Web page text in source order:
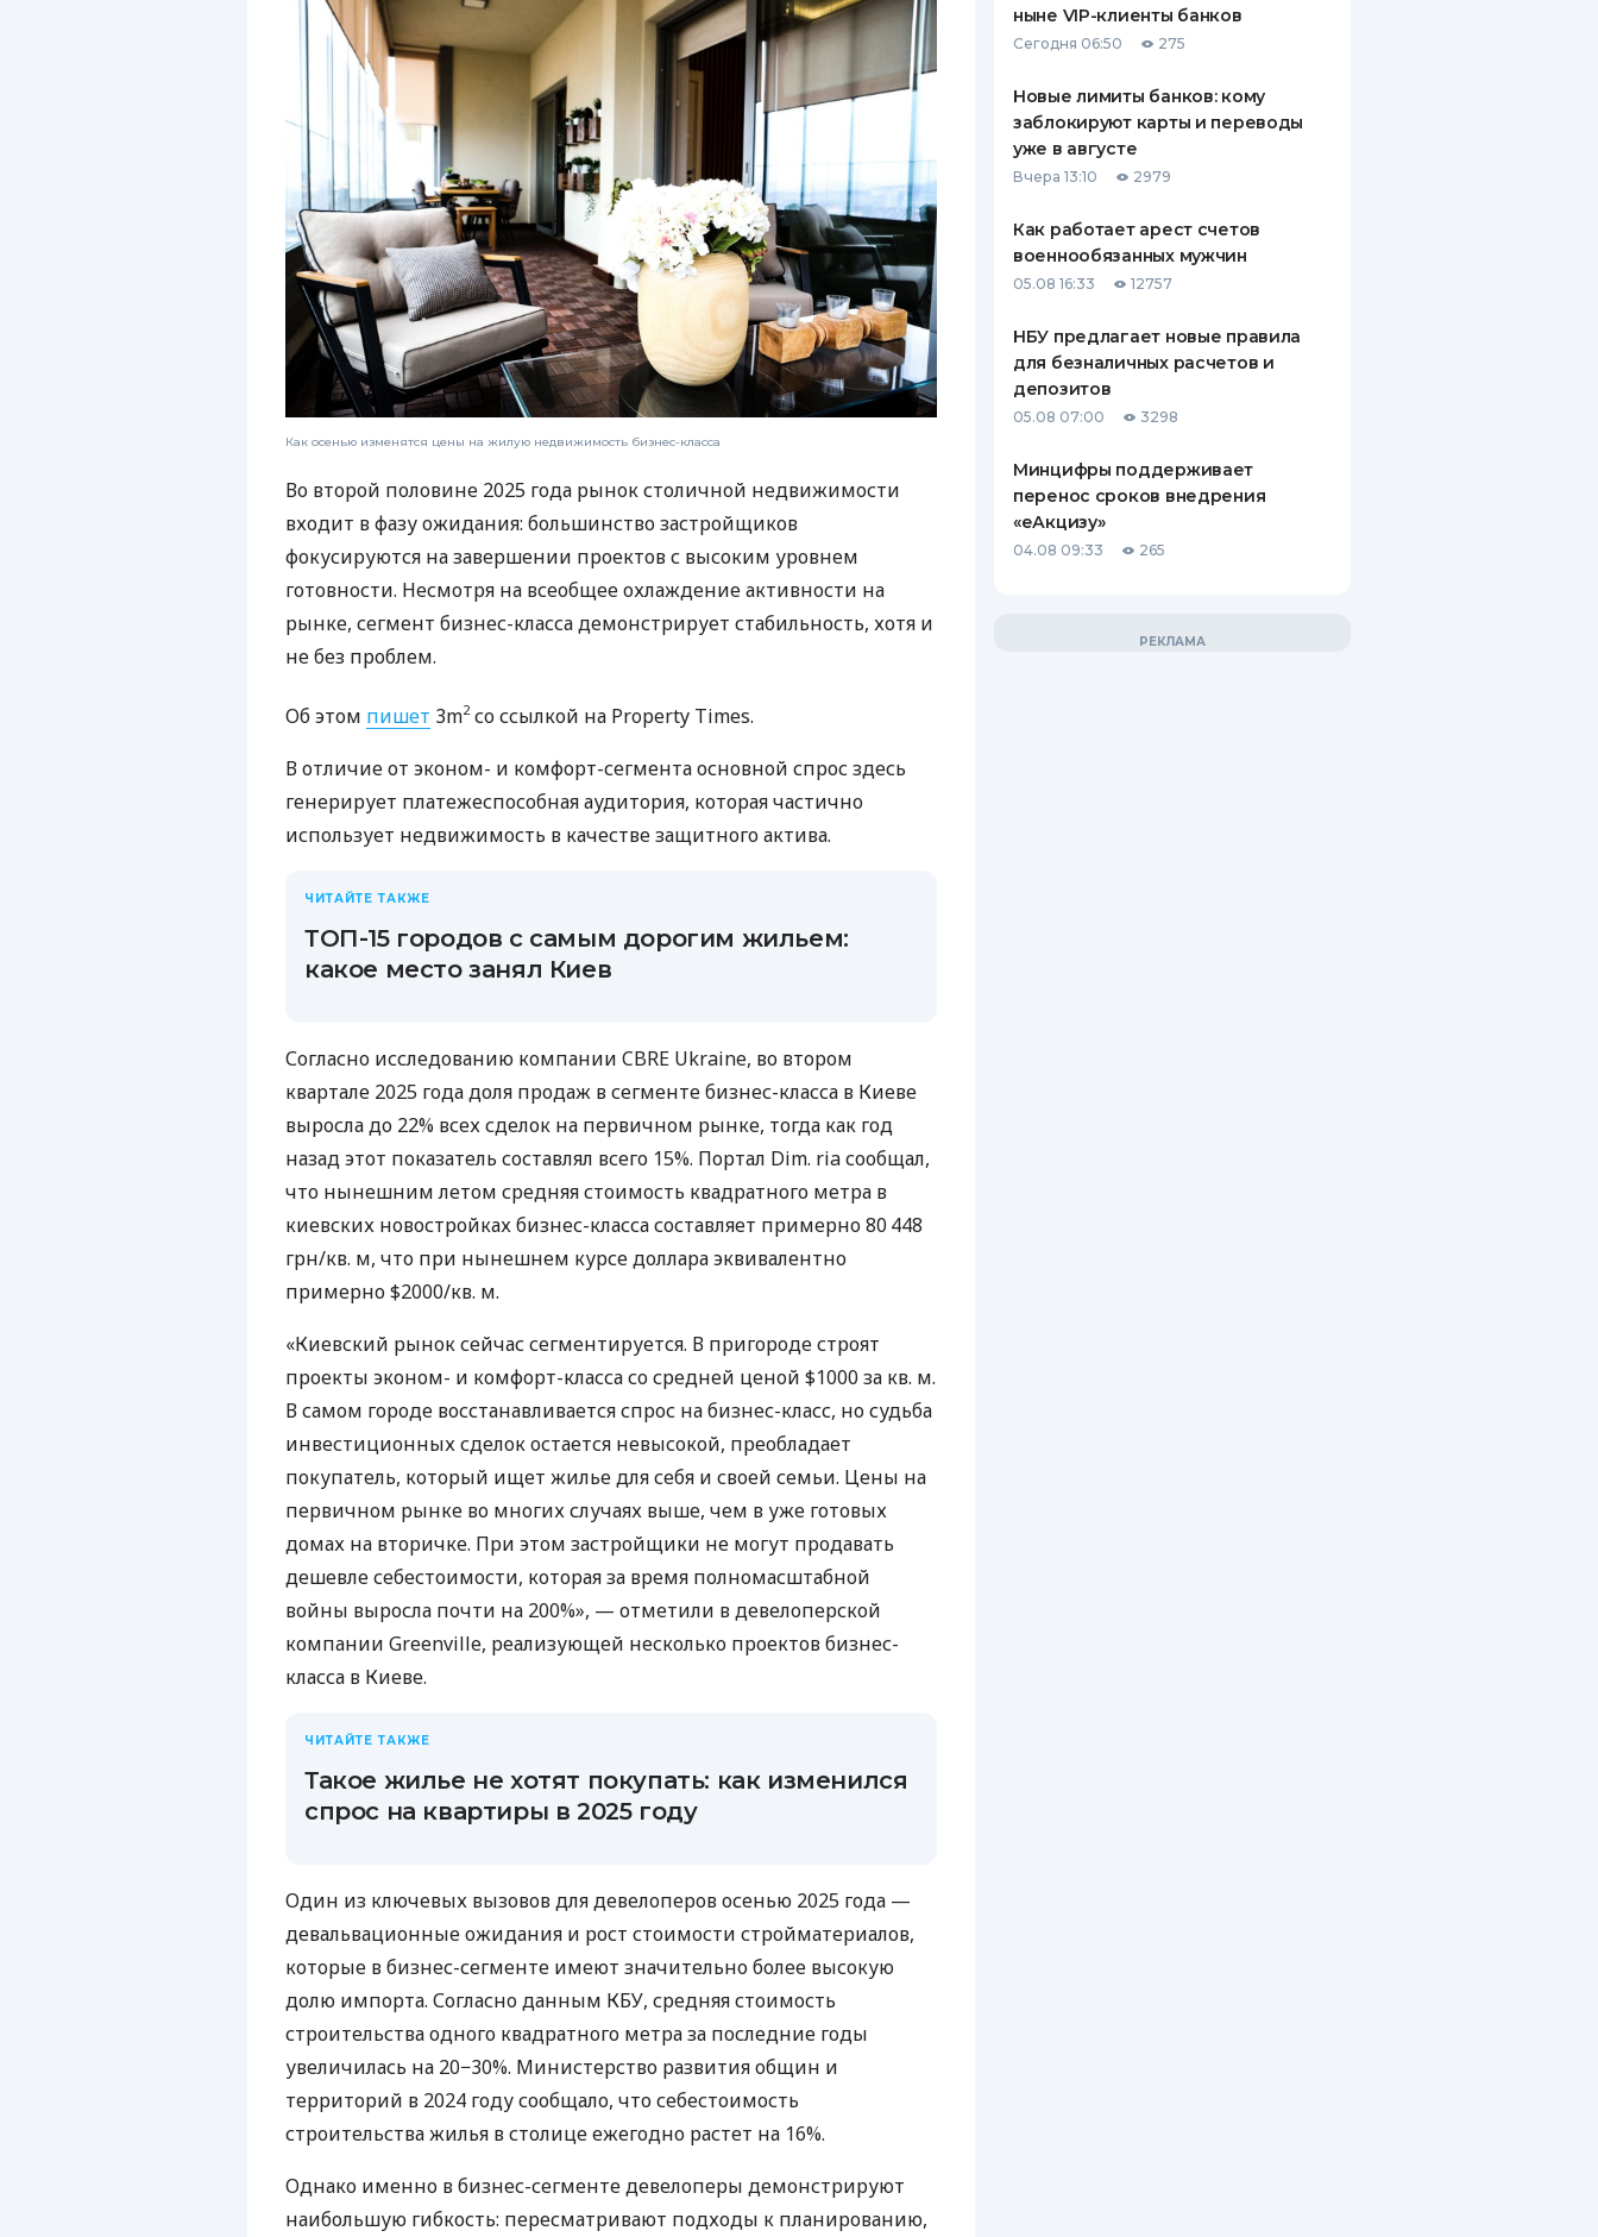
ЕЖЕМЕСЯЧНЫЙ ОБЗОР
ПУТЕВОДИТЕЛИ ПО
ПУТЕВОДИТЕЛИ ПО
ВСЕ СТРАХОВЫЕ ПОЛИСЫ
СТРАХОВЫЕ КОМПАНИИ
КОМПАНИЯХ
Как осенью изменятся цены на жилую недвижимость бизнес-класса
Во второй половине 2025 года рынок столичной недвижимости
входит в фазу ожидания: большинство застройщиков
фокусируются на завершении проектов с высоким уровнем
готовности. Несмотря на всеобщее охлаждение активности на
рынке, сегмент бизнес-класса демонстрирует стабильность, хотя и
не без проблем.
Об этом пишет 3m2со ссылкой на Property Times.
В отличие от эконом- и комфорт-сегмента основной спрос здесь
генерирует платежеспособная аудитория, которая частично
использует недвижимость в качестве защитного актива.
ЧИТАЙТЕ ТАКЖЕ
ТОП-15 городов с самым дорогим жильем:
какое место занял Киев
Согласно исследованию компании CBRE Ukraine, во втором
квартале 2025 года доля продаж в сегменте бизнес-класса в Киеве
выросла до 22% всех сделок на первичном рынке, тогда как год
назад этот показатель составлял всего 15%. Портал Dim. ria сообщал,
что нынешним летом средняя стоимость квадратного метра в
киевских новостройках бизнес-класса составляет примерно 80 448
грн/кв. м, что при нынешнем курсе доллара эквивалентно
примерно $2000/кв. м.
«Киевский рынок сейчас сегментируется. В пригороде строят
проекты эконом- и комфорт-класса со средней ценой $1000 за кв. м.
В самом городе восстанавливается спрос на бизнес-класс, но судьба
инвестиционных сделок остается невысокой, преобладает
покупатель, который ищет жилье для себя и своей семьи. Цены на
первичном рынке во многих случаях выше, чем в уже готовых
домах на вторичке. При этом застройщики не могут продавать
дешевле себестоимости, которая за время полномасштабной
войны выросла почти на 200%», — отметили в девелоперской
компании Greenville, реализующей несколько проектов бизнес-
класса в Киеве.
ЧИТАЙТЕ ТАКЖЕ
Такое жилье не хотят покупать: как изменился
спрос на квартиры в 2025 году
Один из ключевых вызовов для девелоперов осенью 2025 года —
девальвационные ожидания и рост стоимости стройматериалов,
которые в бизнес-сегменте имеют значительно более высокую
долю импорта. Согласно данным КБУ, средняя стоимость
строительства одного квадратного метра за последние годы
увеличилась на 20−30%. Министерство развития общин и
территорий в 2024 году сообщало, что себестоимость
строительства жилья в столице ежегодно растет на 16%.
Однако именно в бизнес-сегменте девелоперы демонстрируют
наибольшую гибкость: пересматривают подходы к планированию,
ныне VIP-клиенты банков
Сегодня 06:50 275
Новые лимиты банков: кому
заблокируют карты и переводы
уже в августе
Вчера 13:10 2979
Как работает арест счетов
военнообязанных мужчин
05.08 16:33 12757
НБУ предлагает новые правила
для безналичных расчетов и
депозитов
05.08 07:00 3298
Минцифры поддерживает
перенос сроков внедрения
«еАкцизу»
04.08 09:33 265